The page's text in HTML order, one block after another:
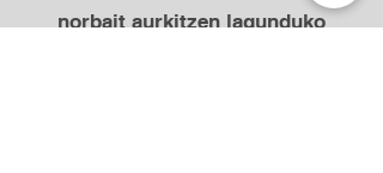
norbait aurkitzen lagunduko